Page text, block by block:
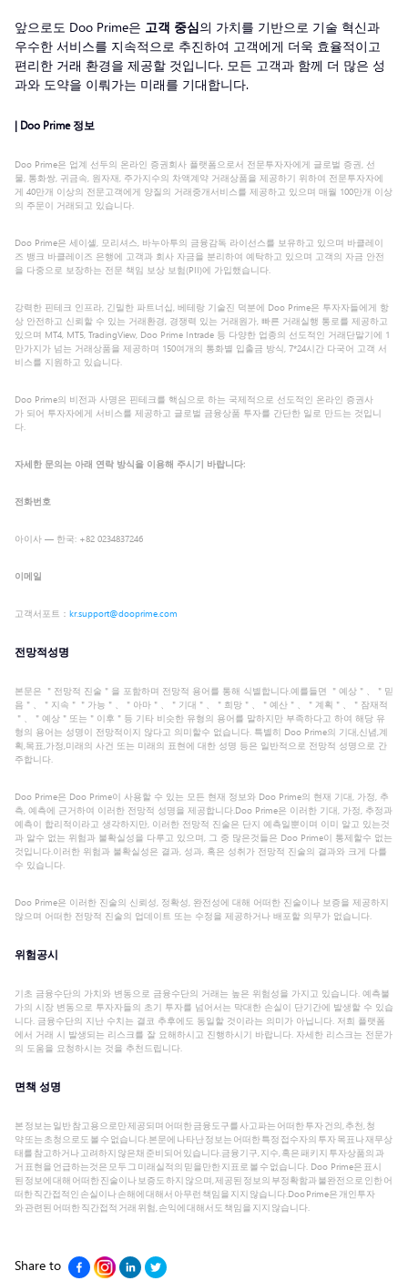
앞으로도 Doo Prime은 고객 중심의 가치를 기반으로 기술 혁신과
우수한 서비스를 지속적으로 추진하여 고객에게 더욱 효율적이고
편리한 거래 환경을 제공할 것입니다. 모든 고객과 함께 더 많은 성
과와 도약을 이뤄가는 미래를 기대합니다.
| Doo Prime 정보
Doo Prime은 업계 선두의 온라인 증권회사 플랫폼으로서 전문투자자에게 글로벌 증권, 선
물, 통화쌍, 귀금속, 원자재, 주가지수의 차액계약 거래상품을 제공하기 위하여 전문투자자에
게 40만개 이상의 전문고객에게 양질의 거래중개서비스를 제공하고 있으며 매월 100만개 이상
의 주문이 거래되고 있습니다.
Doo Prime은 세이셸, 모리셔스, 바누아투의 금융감독 라이선스를 보유하고 있으며 바클레이
즈 뱅크 바클레이즈 은행에 고객과 회사 자금을 분리하여 예탁하고 있으며 고객의 자금 안전
을 다중으로 보장하는 전문 책임 보상 보험(PII)에 가입했습니다.
강력한 핀테크 인프라, 긴밀한 파트너십, 베테랑 기술진 덕분에 Doo Prime은 투자자들에게 항
상 안전하고 신뢰할 수 있는 거래환경, 경쟁력 있는 거래원가, 빠른 거래실행 통로를 제공하고
있으며 MT4, MT5, TradingView, Doo Prime Intrade 등 다양한 업종의 선도적인 거래단말기에 1
만가지가 넘는 거래상품을 제공하며 150여개의 통화별 입출금 방식, 7*24시간 다국어 고객 서
비스를 지원하고 있습니다.
Doo Prime의 비전과 사명은 핀테크를 핵심으로 하는 국제적으로 선도적인 온라인 증권사
가 되어 투자자에게 서비스를 제공하고 글로벌 금융상품 투자를 간단한 일로 만드는 것입니
다.
자세한 문의는 아래 연락 방식을 이용해 주시기 바랍니다:
전화번호
아이사 — 한국: +82 0234837246
이메일
고객서포트： kr.support@dooprime.com
전망적성명
본문은 ＂전망적 진술＂을 포함하며 전망적 용어를 통해 식별합니다.예를들면 ＂예상＂、＂믿
음＂、＂지속＂＂가능＂、＂아마＂、＂기대＂、＂희망＂、＂예산＂、＂계획＂、＂잠재적
＂、＂예상＂또는＂이후＂등 기타 비슷한 유형의 용어를 말하지만 부족하다고 하여 해당 유
형의 용어는 성명이 전망적이지 않다고 의미할수 없습니다. 특별히 Doo Prime의 기대,신념,계
획,목표,가정,미래의 사건 또는 미래의 표현에 대한 성명 등은 일반적으로 전망적 성명으로 간
주합니다.
Doo Prime은 Doo Prime이 사용할 수 있는 모든 현재 정보와 Doo Prime의 현재 기대, 가정, 추
측, 예측에 근거하여 이러한 전망적 성명을 제공합니다.Doo Prime은 이러한 기대, 가정, 추정과
예측이 합리적이라고 생각하지만, 이러한 전망적 진술은 단지 예측일뿐이며 이미 알고 있는것
과 알수 없는 위험과 불확실성을 다루고 있으며, 그 중 많은것들은 Doo Prime이 통제할수 없는
것입니다.이러한 위험과 불확실성은 결과, 성과, 혹은 성취가 전망적 진술의 결과와 크게 다를
수 있습니다.
Doo Prime은 이러한 진술의 신뢰성, 정확성, 완전성에 대해 어떠한 진술이나 보증을 제공하지
않으며 어떠한 전망적 진술의 업데이트 또는 수정을 제공하거나 배포할 의무가 없습니다.
위험공시
기초 금융수단의 가치와 변동으로 금융수단의 거래는 높은 위험성을 가지고 있습니다. 예측불
가의 시장 변동으로 투자자들의 초기 투자를 넘어서는 막대한 손실이 단기간에 발생할 수 있습
니다. 금융수단의 지난 수치는 결코 추후에도 동일할 것이라는 의미가 아닙니다. 저희 플랫폼
에서 거래 시 발생되는 리스크를 잘 요해하시고 진행하시기 바랍니다. 자세한 리스크는 전문가
의 도움을 요청하시는 것을 추천드립니다.
면책 성명
본 정보는 일반 참고용으로만 제공되며 어떠한 금융도구를 사고파는 어떠한 투자 건의, 추천, 청
약 또는 초청으로도 볼 수 없습니다.본문에 나타난 정보는 어떠한 특정 접수자의 투자 목표나 재무상
태를 참고하거나 고려하지 않은채 준비되어 있습니다.금융기구, 지수, 혹은 패키지 투자상품의 과
거 표현을 언급하는것은 모두 그 미래실적의 믿을만한 지표로 볼 수 없습니다. Doo Prime은 표시
된 정보에 대해 어떠한 진술이나 보증도 하지 않으며, 제공된 정보의 부정확함과 불완전으로 인한 어
떠한 직간접적인 손실이나 손해에 대해서 아무런 책임을 지지 않습니다.Doo Prime은 개인투자
와 관련된 어떠한 직간접적 거래 위험, 손익에 대해서도 책임을 지지 않습니다.
Share to